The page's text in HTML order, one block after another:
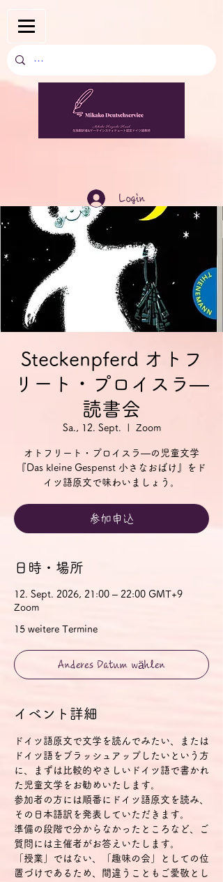
Login
Steckenpferd オトフ
リート・プロイスラ―
読書会
Sa., 12. Sept. Zoom
オトフリート・プロイスラ―の児童文学
『Das kleine Gespenst 小さなおばけ』をド
イツ語原文で味わいましょう。
参加申込
日時・場所
12. Sept. 2026, 21:00 – 22:00 GMT+9
Zoom
15 weitere Termine
Anderes Datum wählen
イベント詳細
ドイツ語原文で文学を読んでみたい、または
ドイツ語をブラッシュアップしたいという方
に、まずは比較的やさしいドイツ語で書かれ
た児童文学をお勧めいたします。
参加者の方には順番にドイツ語原文を読み、
その日本語訳を発表していただきます。
準備の段階で分からなかったところなど、ご
質問には主催者がお答えいたします。
「授業」ではない、「趣味の会」としての位
置づけであるため、間違うこともご愛敬とし